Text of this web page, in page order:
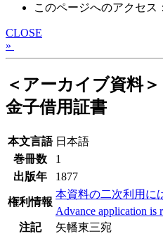
このページへのアクセス
CLOSE
»
＜アーカイブ資料＞
金子借用証書
本文言語 日本語
巻冊数
1
出版年
1877
権利情報
本資料の二次利用に
Advance application is
注記
矢幡東三宛